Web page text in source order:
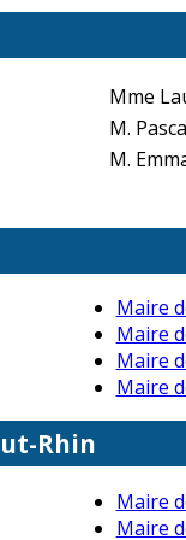
Mme
M.
M.
Maire
Maire
Maire
Maire
Rhin
Maire
Maire